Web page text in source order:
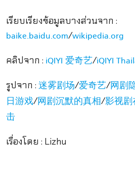
เรียบเรียงข้อมูลบางส่วนจาก :
baike.baidu.com/wikipedia.org
คลิปจาก : iQIYI 爱奇艺/iQIYI
รูปจาก : 迷雾剧场/爱奇艺/网剧
日游戏/网剧沉默的真相/影视
击
เรื่องโดย : Lizhu